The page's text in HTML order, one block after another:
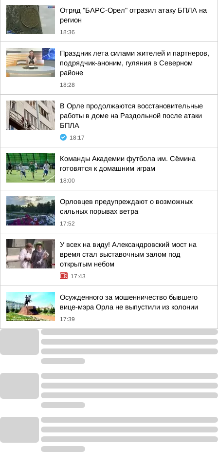
Отряд "БАРС-Орел" отразил атаку БПЛА на
регион
18:36
Праздник лета силами жителей и партнеров,
подрядчик-аноним, гуляния в Северном
районе
18:28
В Орле продолжаются восстановительные
работы в доме на Раздольной после атаки
БПЛА
18:17
Команды Академии футбола им. Сёмина
готовятся к домашним играм
18:00
Орловцев предупреждают о возможных
сильных порывах ветра
17:52
У всех на виду! Александровский мост на
время стал выставочным залом под
открытым небом
17:43
Осужденного за мошенничество бывшего
вице-мэра Орла не выпустили из колонии
17:39